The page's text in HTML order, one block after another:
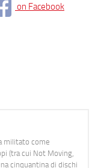
on Facebook
militato come
(tra cui Not Moving,
cinquantina di dischi